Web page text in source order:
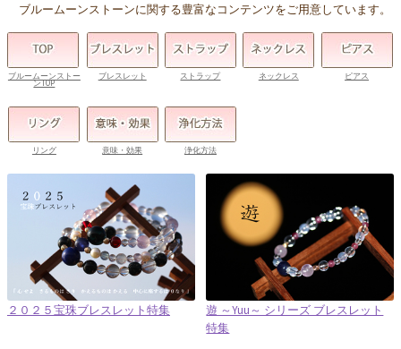
ブルームーンストーンに関する豊富なコンテンツをご用意しています。
ブルームーンストー
ンTOP
ブレスレット ストラップ ネックレス ピアス
リング 意味・効果 浄化方法
２０２５宝珠ブレスレット特集
遊 ～Yuu～ シリーズ ブレスレット
特集